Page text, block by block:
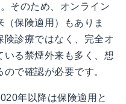
そのため、オンライン
保険適用）もありま
険診療ではなく、完全オ
いる禁煙外来も多く、想
で確認が必要です。
年以降は保険適用と